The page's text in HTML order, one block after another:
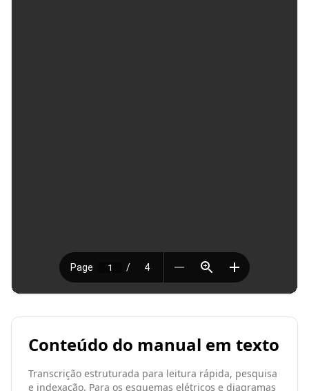
Conteúdo do manual em texto
Transcrição estruturada para leitura rápida, pesquisa
e indexação. Para os esquemas elétricos e diagramas